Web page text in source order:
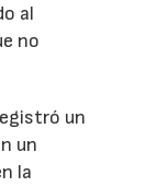
al
no
un
un
la